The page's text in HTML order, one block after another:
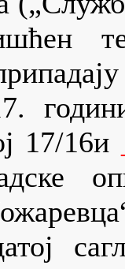
7.
17/16и